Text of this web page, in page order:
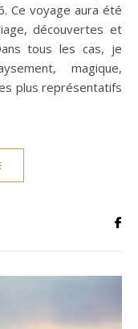
Ce voyage aura été
découvertes et
tous les cas, je
magique,
plus représentatifs